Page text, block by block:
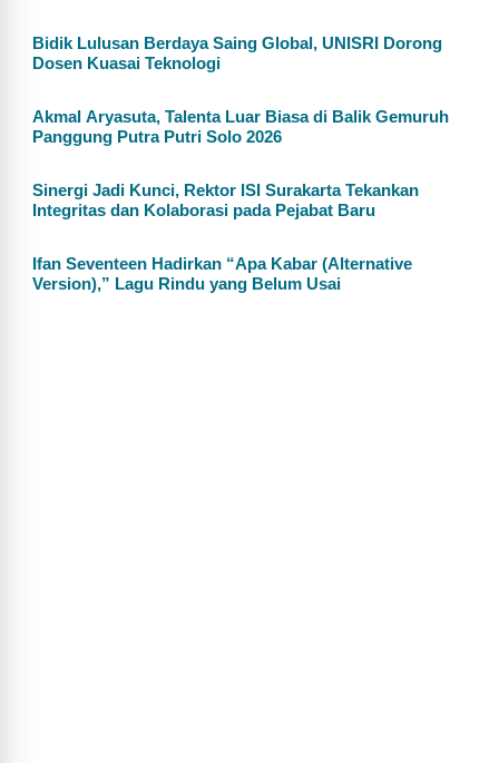
Bidik Lulusan Berdaya Saing Global, UNISRI Dorong
Dosen Kuasai Teknologi
Akmal Aryasuta, Talenta Luar Biasa di Balik Gemuruh
Panggung Putra Putri Solo 2026
Sinergi Jadi Kunci, Rektor ISI Surakarta Tekankan
Integritas dan Kolaborasi pada Pejabat Baru
Ifan Seventeen Hadirkan “Apa Kabar (Alternative
Version),” Lagu Rindu yang Belum Usai